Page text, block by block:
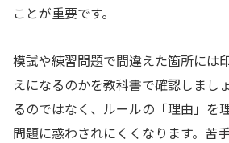
ことが重要です。
模試や練習問題で間違えた箇所には
えになるのかを教科書で確認しまし
るのではなく、ルールの「理由」を
問題に惑わされにくくなります。苦